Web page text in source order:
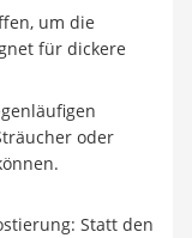
um die
für dickere
oder
Statt den